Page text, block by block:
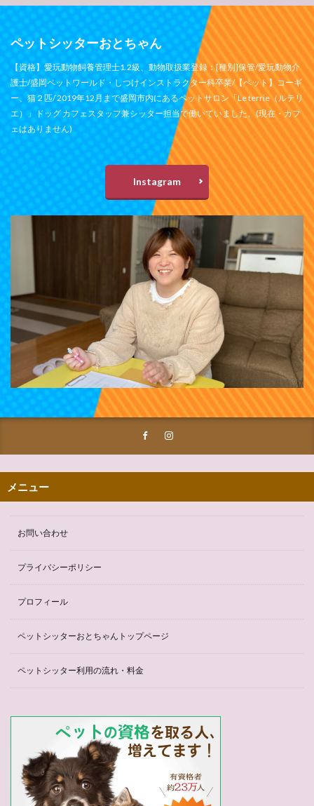
ペットシッターおとちゃん
【資格】愛玩動物飼養管理士1.2級、動物取扱業登録：[種別]保管/愛玩動物介
護士/盛岡ペットワールド・しつけインストラクター科卒業/【ペット】コーギ
ー、猫２匹/ 2019年12月まで盛岡市内にあるペットサロン「Le terrie（ルテリ
エ）」ドッグ カフェスタッフ兼シッター担当で働いていました。(現在・カフ
ェはありません)
Instagram
メニュー
お問い合わせ
プライバシーポリシー
プロフィール
ペットシッターおとちゃんトップページ
ペットシッター利用の流れ・料金